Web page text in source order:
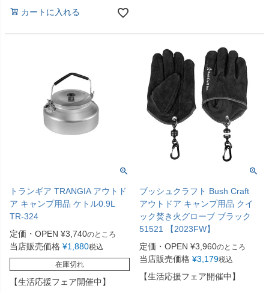
カートに入れる
トランギア TRANGIA アウトド
ア キャンプ用品 ケトル0.9L
TR-324
定価・OPEN ¥3,740のところ
当店販売価格 ¥1,880税込
在庫切れ
【生活応援フェア開催中】
ブッシュクラフト Bush Craft
アウトドア キャンプ用品 クイ
ック焚き火グローブ ブラック
51521 【2023FW】
定価・OPEN ¥3,960のところ
当店販売価格 ¥3,179税込
【生活応援フェア開催中】